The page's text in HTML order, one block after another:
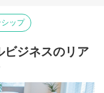
者意識を持って働く
ャリアの選択肢を広
ビジネスへの第一歩
ップ
ビジネスのリア